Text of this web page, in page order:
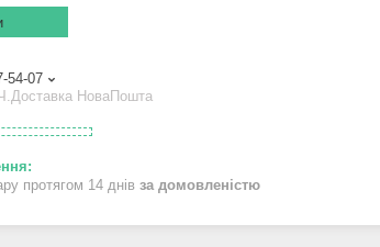
54-07
НоваПошта
протягом 14 днів за домовленістю